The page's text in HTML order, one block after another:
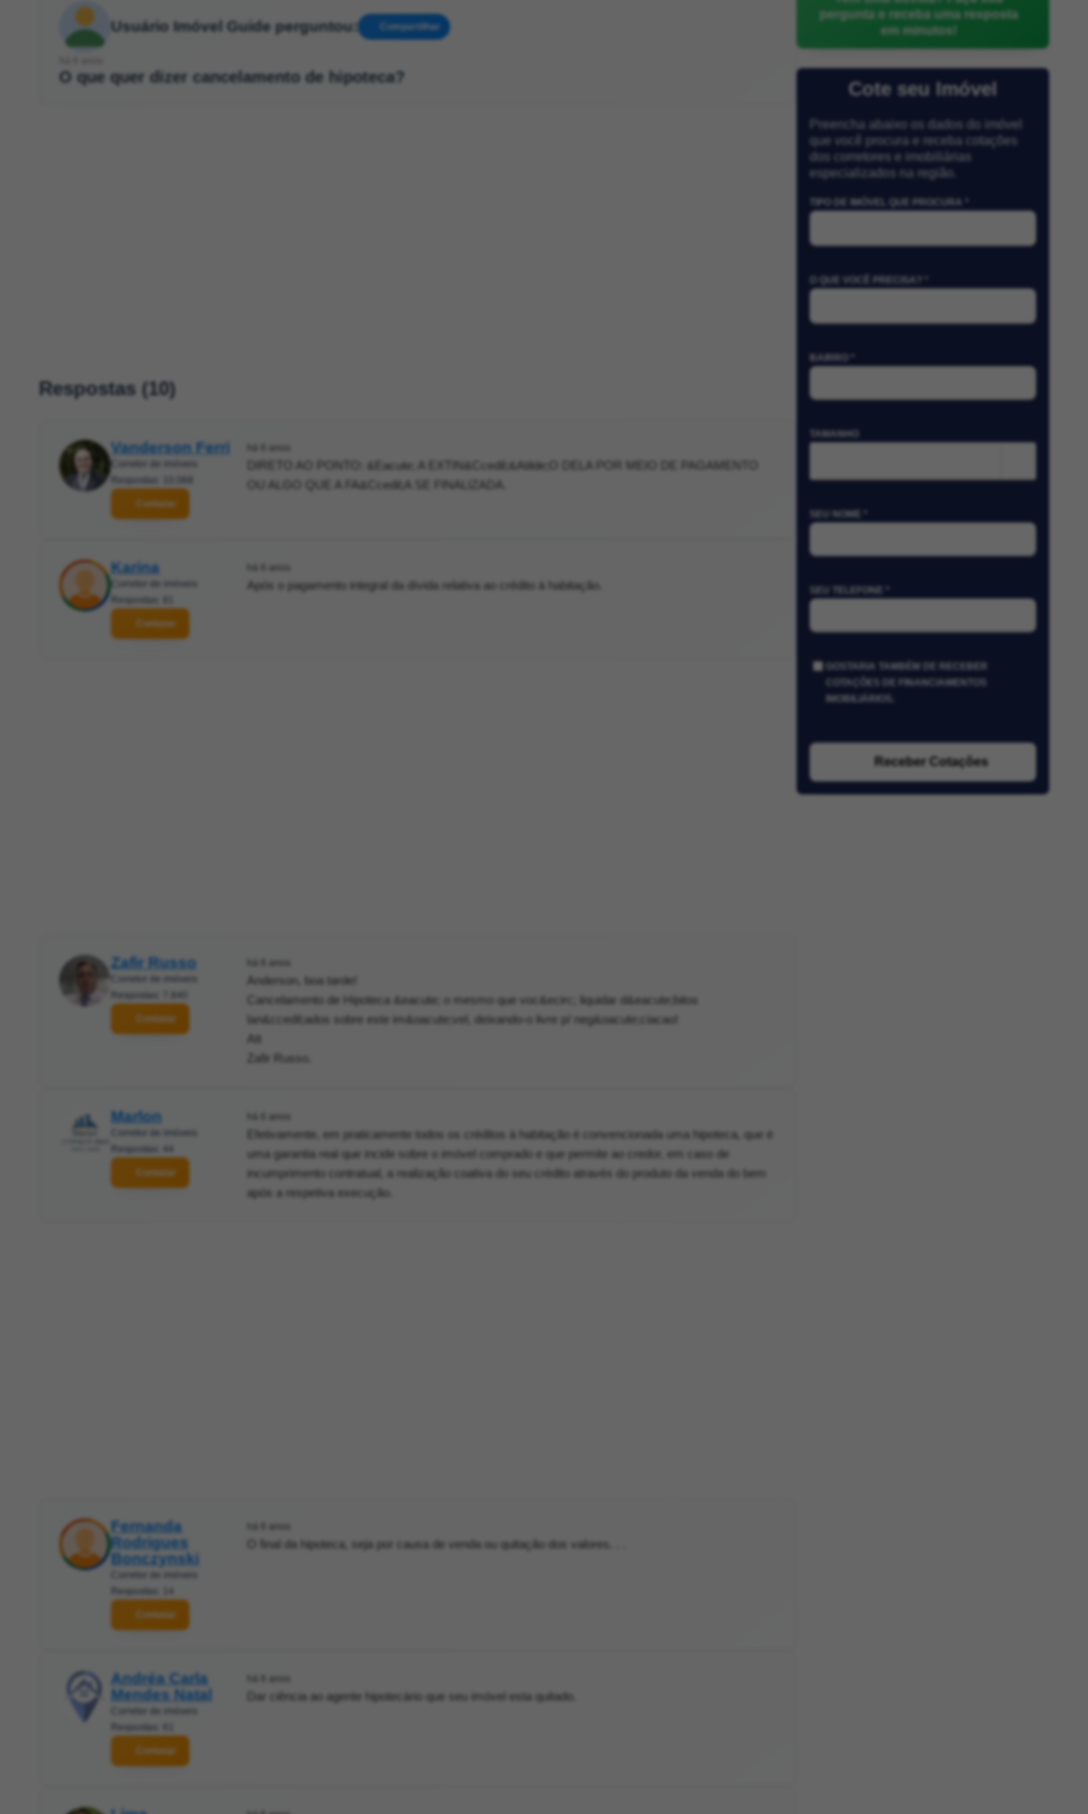
Usuário Imóvel Guide perguntou: Compartilhar
O que quer dizer cancelamento de hipoteca?
Respostas (10)
Vanderson Ferri
Contatar
DIRETO AO PONTO: &Eacute; A EXTIN&Ccedil;&Atilde;O DELA POR MEIO DE PAGAMENTO
OU ALGO QUE A FA&Ccedil;A SE FINALIZADA.
Karina
Contatar
Após o pagamento integral da dívida relativa ao crédito à habitação.
Zafir Russo
Contatar
Anderson, boa tarde!
Cancelamento de Hipoteca &eacute; o mesmo que voc&ecirc; liquidar d&eacute;bitos
lan&ccedil;ados sobre este im&oacute;vel, deixando-o livre p/ neg&oacute;ciacao!
Att
Zafir Russo.
Marlon
Contatar
Efetivamente, em praticamente todos os créditos à habitação é convencionada uma hipoteca, que é
uma garantia real que incide sobre o imóvel comprado e que permite ao credor, em caso de
incumprimento contratual, a realização coativa do seu crédito através do produto da venda do bem
após a respetiva execução.
Fernanda
Rodrigues
Bonczynski
Contatar
O final da hipoteca, seja por causa de venda ou quitação dos valores. . .
Andréa Carla
Mendes Natal
Contatar
Dar ciência ao agente hipotecário que seu imóvel esta quitado.
pergunta e receba uma resposta
em minutos!
Cote seu Imóvel
Preencha abaixo os dados do imóvel
que você procura e receba cotações
dos corretores e imobiliárias
especializados na região.
TIPO DE IMÓVEL QUE PROCURA *
O QUE VOCÊ PRECISA? *
TAMANHO
SEU NOME *
SEU TELEFONE *
GOSTARIA TAMBÉM DE RECEBER
COTAÇÕES DE FINANCIAMENTOS
IMOBILIÁRIOS.
Receber Cotações